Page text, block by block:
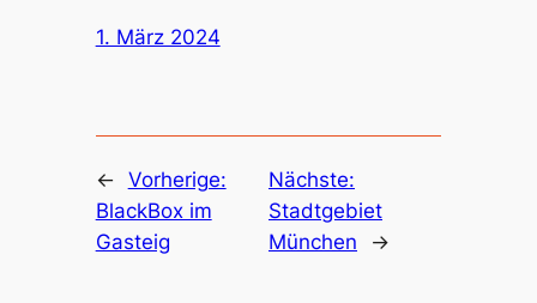
1. März 2024
← Vorherige:
BlackBox im
Gasteig
Nächste:
Stadtgebiet
München
→